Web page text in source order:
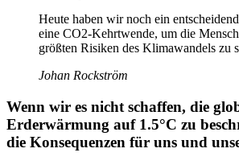
Heute haben wir noch ein
eine CO2-Kehrtwende, um die
größten Risiken des Klimawandels zu
Johan Rockström
Wenn wir es nicht schaffen, die
Erderwärmung auf 1.5°C zu
die Konsequenzen für uns und